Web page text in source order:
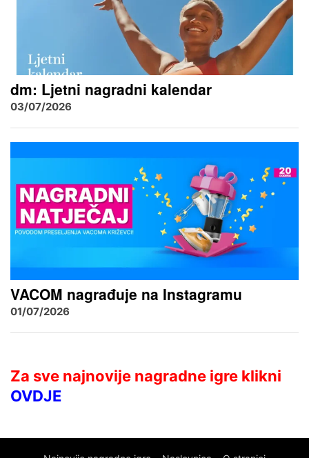
dm: Ljetni nagradni kalendar
03/07/2026
VACOM nagrađuje na Instagramu
01/07/2026
Za sve najnovije nagradne igre klikni
OVDJE